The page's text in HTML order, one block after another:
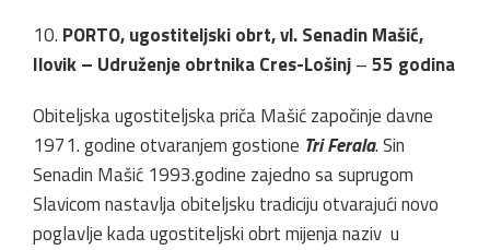
10. PORTO, ugostiteljski obrt, vl. Senadin Mašić,
Ilovik – Udruženje obrtnika Cres-Lošinj–55 godina
Obiteljska ugostiteljska priča Mašić započinje davne
1971. godine otvaranjem gostione Tri Ferala. Sin
Senadin Mašić 1993.godine zajedno sa suprugom
Slavicom nastavlja obiteljsku tradiciju otvarajući novo
poglavlje kada ugostiteljski obrt mijenja naziv u